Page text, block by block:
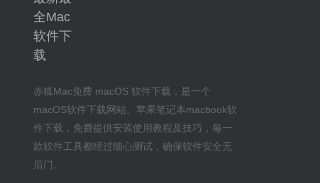
赤狐Mac免费 macOS 软件下载 ，是一个
macOS软件下载网站
苹果笔记本macbook软
件下载 ，免费提供安装使用教程及技巧 ，每一
款软件工具都经过细心测试，确保软件安全无
后门。